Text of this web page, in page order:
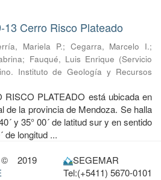
Cerro Risco Plateado
Mariela P.; Cegarra, Marcelo I.;
; Fauqué, Luis Enrique (Servicio
Instituto de Geología y Recursos
RISCO PLATEADO está ubicada en
de la provincia de Mendoza. Se halla
y 35° 00´ de latitud sur y en sentido
de longitud ...
2019
SEGEMAR
Tel:(+5411) 5670-0101